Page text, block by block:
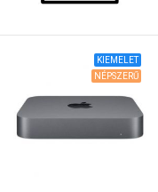
KIEMELET
NÉPSZERŰ